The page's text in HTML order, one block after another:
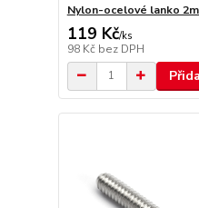
Nylon-ocelové lanko
119 Kč/ks
98 Kč bez DPH